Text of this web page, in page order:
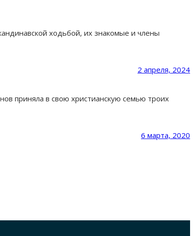
ходьбой, их знакомые и члены
2 апреля, 2024
приняла в свою христианскую семью троих
6 марта, 2020